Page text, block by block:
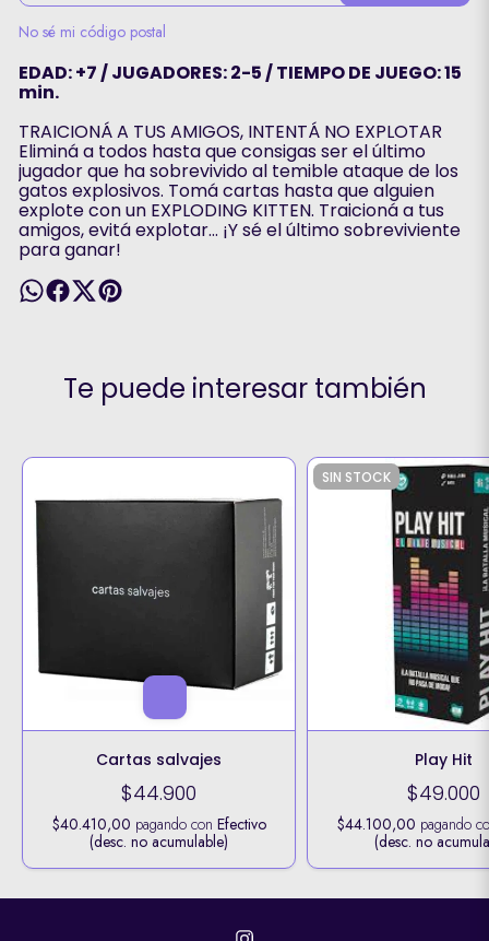
No sé mi código postal
EDAD: +7 / JUGADORES: 2-5 / TIEMPO DE JUEGO: 15
min.
TRAICIONÁ A TUS AMIGOS, INTENTÁ NO EXPLOTAR
Eliminá a todos hasta que consigas ser el último
jugador que ha sobrevivido al temible ataque de los
gatos explosivos. Tomá cartas hasta que alguien
explote con un EXPLODING KITTEN. Traicioná a tus
amigos, evitá explotar… ¡Y sé el último sobreviviente
para ganar!
Te puede interesar también
Cartas salvajes
$44.900
$40.410,00 pagando con Efectivo
(desc. no acumulable)
SIN STOCK
Play Hit
$49.000
$44.100,00 pagando
(desc. no